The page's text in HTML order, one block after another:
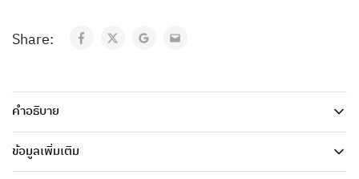
Share:
คำอธิบาย
ข้อมูลเพิ่มเติม